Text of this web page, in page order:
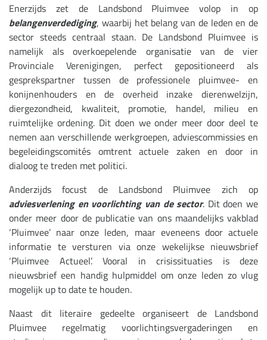
Enerzijds zet de Landsbond Pluimvee volop in op
belangenverdediging, waarbij het belang van de leden en de
sector steeds centraal staan. De Landsbond Pluimvee is
namelijk als overkoepelende organisatie van de vier
Provinciale Verenigingen, perfect gepositioneerd als
gesprekspartner tussen de professionele pluimvee- en
konijnenhouders en de overheid inzake dierenwelzijn,
diergezondheid, kwaliteit, promotie, handel, milieu en
ruimtelijke ordening. Dit doen we onder meer door deel te
nemen aan verschillende werkgroepen, adviescommissies en
begeleidingscomités omtrent actuele zaken en door in
dialoog te treden met politici.
Anderzijds focust de Landsbond Pluimvee zich op
adviesverlening en voorlichting van de sector. Dit doen we
onder meer door de publicatie van ons maandelijks vakblad
‘Pluimvee’ naar onze leden, maar eveneens door actuele
informatie te versturen via onze wekelijkse nieuwsbrief
‘Pluimvee Actueel’. Vooral in crisissituaties is deze
nieuwsbrief een handig hulpmiddel om onze leden zo vlug
mogelijk up to date te houden.
Naast dit literaire gedeelte organiseert de Landsbond
Pluimvee regelmatig voorlichtingsvergaderingen en